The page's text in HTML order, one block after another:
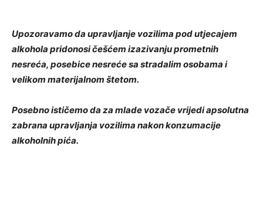
Upozoravamo da upravljanje vozilima pod utjecajem
alkohola pridonosi češćem izazivanju prometnih
nesreća, posebice nesreće sa stradalim osobama i
velikom materijalnom štetom.
Posebno ističemo da za mlade vozače vrijedi apsolutna
zabrana upravljanja vozilima nakon konzumacije
alkoholnih pića.